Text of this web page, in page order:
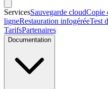
ServicesSauvegarde cloudCopie
ligneRestauration infogéréeTest
TarifsPartenaires
Documentation